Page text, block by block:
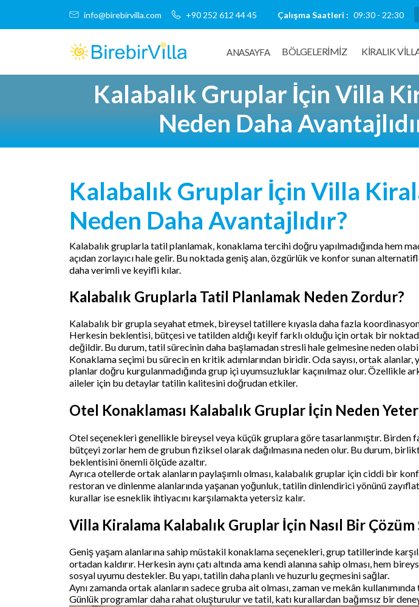
info@birebirvilla.com +90 252 612 44 45 Çalışma Saatleri : 09:30 - 22:30
ANASAYFA BÖLGELERİMİZ KIRALIK
Kalabalık Gruplar İçin Villa
Neden Daha
Kalabalık Gruplar İçin Villa
Neden Daha Avantajlıdır?
Kalabalık gruplarla tatil planlamak, konaklama tercihi doğru yapılmadığında hem
açıdan zorlayıcı hale gelir. Bu noktada geniş alan, özgürlük ve konfor sunan
daha verimli ve keyifli kılar.
Kalabalık Gruplarla Tatil Planlamak Neden Zordur?
Kalabalık bir grupla seyahat etmek, bireysel tatillere kıyasla daha fazla
Herkesin beklentisi, bütçesi ve tatilden aldığı keyif farklı olduğu için ortak bir
değildir. Bu durum, tatil sürecinin daha başlamadan stresli hale gelmesine neden
Konaklama seçimi bu sürecin en kritik adımlarından biridir. Oda sayısı, ortak alanlar,
planlar doğru kurgulanmadığında grup içi uyumsuzluklar kaçınılmaz olur. Özellikle
aileler için bu detaylar tatilin kalitesini doğrudan etkiler.
Otel Konaklaması Kalabalık Gruplar İçin Neden
Otel seçenekleri genellikle bireysel veya küçük gruplara göre tasarlanmıştır. Birden
bütçeyi zorlar hem de grubun fiziksel olarak dağılmasına neden olur. Bu durum,
beklentisini önemli ölçüde azaltır.
Ayrıca otellerde ortak alanların paylaşımlı olması, kalabalık gruplar için ciddi bir
restoran ve dinlenme alanlarında yaşanan yoğunluk, tatilin dinlendirici yönünü
kurallar ise esneklik ihtiyacını karşılamakta yetersiz kalır.
Villa Kiralama Kalabalık Gruplar İçin Nasıl Bir Çözüm
Geniş yaşam alanlarına sahip müstakil konaklama seçenekleri, grup tatillerinde
ortadan kaldırır. Herkesin aynı çatı altında ama kendi alanına sahip olması, hem
sosyal uyumu destekler. Bu yapı, tatilin daha planlı ve huzurlu geçmesini sağlar.
Aynı zamanda ortak alanların sadece gruba ait olması, zaman ve mekân
Günlük programlar daha rahat oluşturulur ve tatil, katı kurallardan bağımsız bir